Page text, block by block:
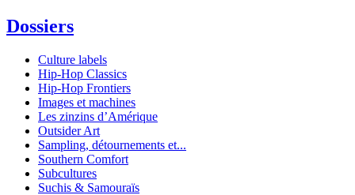
Dossiers
Culture labels
Hip-Hop Classics
Hip-Hop Frontiers
Images et machines
Les zinzins d’Amérique
Outsider Art
Sampling, détournements et...
Southern Comfort
Subcultures
Suchis & Samouraïs